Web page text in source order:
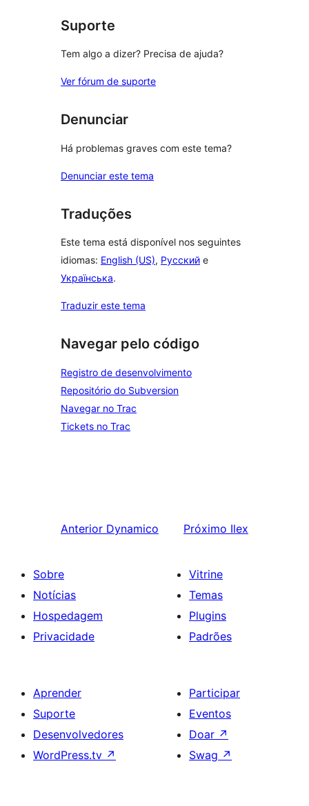
Suporte
Tem algo a dizer? Precisa de ajuda?
Ver fórum de suporte
Denunciar
Há problemas graves com este tema?
Denunciar este tema
Traduções
Este tema está disponível nos seguintes
idiomas: English (US), Русский e
Українська.
Traduzir este tema
Navegar pelo código
Registro de desenvolvimento
Repositório do Subversion
Navegar no Trac
Tickets no Trac
Anterior Dynamico Próximo Ilex
Sobre
Notícias
Hospedagem
Privacidade
Vitrine
Temas
Plugins
Padrões
Aprender
Suporte
Desenvolvedores
WordPress.tv ↗
Participar
Eventos
Doar ↗
Swag ↗